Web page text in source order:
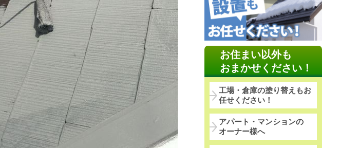
お住まい以外も
おまかせください！
工場・倉庫の塗り替えもお
任せください！
アパート・マンションの
オーナー様へ